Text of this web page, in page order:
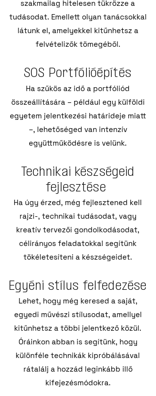
szakmailag hitelesen tükrözze a
tudásodat. Emellett olyan tanácsokkal
látunk el, amelyekkel kitűnhetsz a
felvételizők tömegéből.
SOS Portfólióépítés
Ha szűkös az idő a portfóliód
összeállítására – például egy külföldi
egyetem jelentkezési határideje miatt
–, lehetőséged van intenzív
együttműködésre is velünk.
Technikai készségeid
fejlesztése
Ha úgy érzed, még fejlesztened kell
rajzi-, technikai tudásodat, vagy
kreatív tervezői gondolkodásodat,
célirányos feladatokkal segítünk
tökéletesíteni a készségeidet.
Egyéni stílus felfedezése
Lehet, hogy még keresed a saját,
egyedi művészi stílusodat, amellyel
kitűnhetsz a többi jelentkező közül.
Óráinkon abban is segítünk, hogy
különféle technikák kipróbálásával
rátalálj a hozzád leginkább illő
kifejezésmódokra.